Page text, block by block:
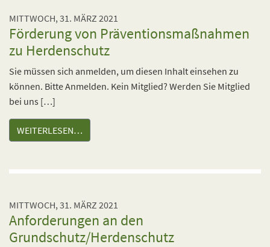
MITTWOCH, 31. MÄRZ 2021
Förderung von Präventionsmaßnahmen
zu Herdenschutz
Sie müssen sich anmelden, um diesen Inhalt einsehen zu
können. Bitte Anmelden. Kein Mitglied? Werden Sie Mitglied
bei uns […]
WEITERLESEN…
MITTWOCH, 31. MÄRZ 2021
Anforderungen an den
Grundschutz/Herdenschutz